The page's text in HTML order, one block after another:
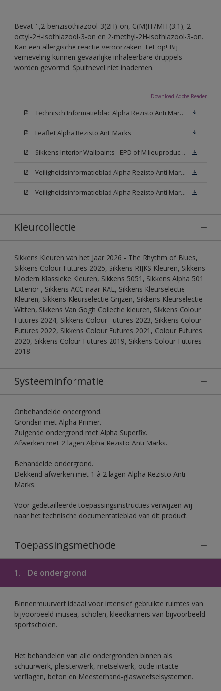
Bevat 1,2-benzisothiazool-3(2H)-on, C(M)IT/MIT(3:1), 2-
octyl-2H-isothiazool-3-on en 2-methyl-2H-isothiazool-3-on.
Kan een allergische reactie veroorzaken. Let op! Bij
verneveling kunnen gevaarlijke inhaleerbare druppels
worden gevormd. Spuitnevel niet inademen.
Download Adobe Reader
Technisch Informatieblad Alpha Rezisto Anti Marks (PDF)
Leaflet Alpha Rezisto Anti Marks
Sikkens Interior Wallpaints - EPD of Milieuproductverklaring
Veiligheidsinformatieblad Alpha Rezisto Anti Marks Mat White W05 (MSDS)
Veiligheidsinformatieblad Alpha Rezisto Anti Marks Mat N00 (MSDS)
Kleurcollectie
Sikkens Kleuren van het Jaar 2026 - The Rhythm of Blues,
Sikkens Colour Futures 2025, Sikkens RIJKS Kleuren, Sikkens
Modern Klassieke Kleuren, Sikkens 5051, Sikkens Alpha 501
Exterior , Sikkens ACC naar RAL, Sikkens Kleurselectie
Kleuren, Sikkens Kleurselectie Grijzen, Sikkens Kleurselectie
Witten, Sikkens Van Gogh Collectie kleuren, Sikkens Colour
Futures 2024, Sikkens Colour Futures 2023, Sikkens Colour
Futures 2022, Sikkens Colour Futures 2021, Colour Futures
2020, Sikkens Colour Futures 2019, Sikkens Colour Futures
2018
Systeeminformatie
Onbehandelde ondergrond.
Gronden met Alpha Primer.
Zuigende ondergrond met Alpha Superfix.
Afwerken met 2 lagen Alpha Rezisto Anti Marks.
Behandelde ondergrond.
Dekkend afwerken met 1 à 2 lagen Alpha Rezisto Anti
Marks.
Voor gedetailleerde toepassingsinstructies verwijzen wij
naar het technische documentatieblad van dit product.
Toepassingsmethode
1. De ondergrond
Binnenmuurverf ideaal voor intensief gebruikte ruimtes van
bijvoorbeeld musea, scholen, kleedkamers van bijvoorbeeld
sportscholen.
Het behandelen van alle ondergronden binnen als
schuurwerk, pleisterwerk, metselwerk, oude intacte
verflagen, beton en Meesterhand-glasweefselsystemen.